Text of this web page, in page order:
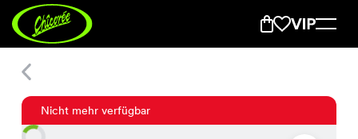
Nicht mehr verfügbar